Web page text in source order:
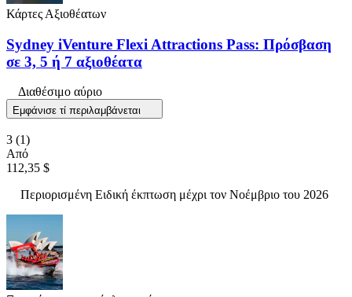
Κάρτες Αξιοθέατων
Sydney iVenture Flexi Attractions Pass: Πρόσβαση
σε 3, 5 ή 7 αξιοθέατα
Διαθέσιμο αύριο
Εμφάνισε τί περιλαμβάνεται
3 (1)
Από
112,35 $
Περιορισμένη Ειδική έκπτωση μέχρι τον Νοέμβριο του 2026